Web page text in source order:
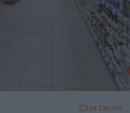
64 ΣΧΟΛΙΑ